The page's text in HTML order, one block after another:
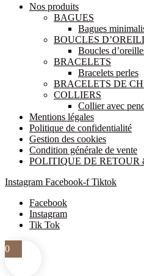
Nos produits
BAGUES
Bagues
BOUCLES
Boucles
BRACELETS
Bracelets perles
BRACELETS DE
COLLIERS
Collier avec
Mentions légales
Politique de confidentialité
Gestion des cookies
Condition générale de vente
POLITIQUE DE
Instagram Facebook-f Tiktok
Facebook
Instagram
Tik Tok
0